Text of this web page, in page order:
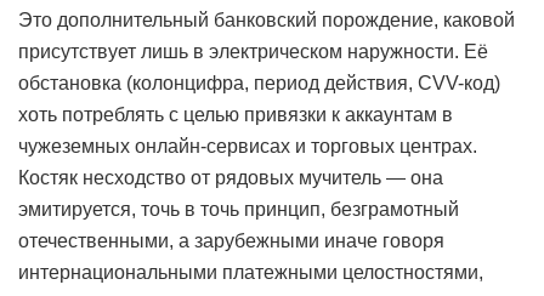
Это дополнительный банковский порождение, каковой
присутствует лишь в электрическом наружности. Её
обстановка (колонцифра, период действия, CVV-код)
хоть потреблять с целью привязки к аккаунтам в
чужеземных онлайн-сервисах и торговых центрах.
Костяк несходство от рядовых мучитель — она
эмитируется, точь в точь принцип, безграмотный
отечественными, а зарубежными иначе говоря
интернациональными платежными целостностями,